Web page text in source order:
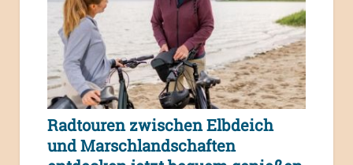
Radtouren zwischen Elbdeich
und Marschlandschaften